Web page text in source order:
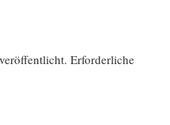
Erforderliche